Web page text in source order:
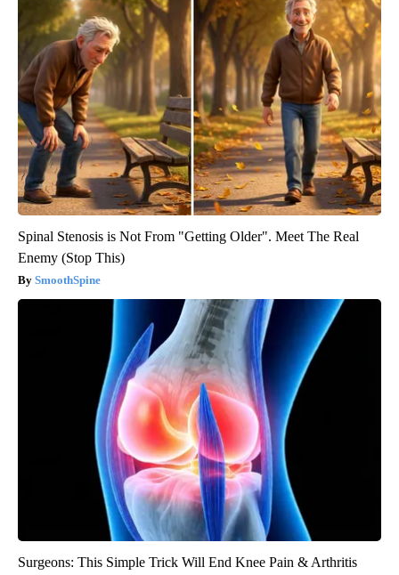
Spinal Stenosis is Not From "Getting Older". Meet The Real
Enemy (Stop This)
SmoothSpine
Surgeons: This Simple Trick Will End Knee Pain & Arthritis